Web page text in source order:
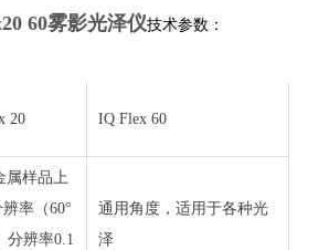
60雾影光泽仪技术参数：
20 IQ Flex 60
属样品上
率（60°
分辨率0.1
通用角度，适用于各种光
泽